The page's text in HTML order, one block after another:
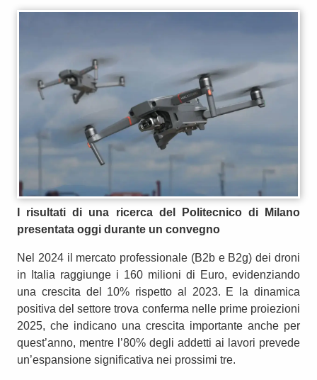
I risultati di una ricerca del Politecnico di Milano
presentata oggi durante un convegno
Nel 2024 il mercato professionale (B2b e B2g) dei droni
in Italia raggiunge i 160 milioni di Euro, evidenziando
una crescita del 10% rispetto al 2023. E la dinamica
positiva del settore trova conferma nelle prime proiezioni
2025, che indicano una crescita importante anche per
quest’anno, mentre l’80% degli addetti ai lavori prevede
un’espansione significativa nei prossimi tre.